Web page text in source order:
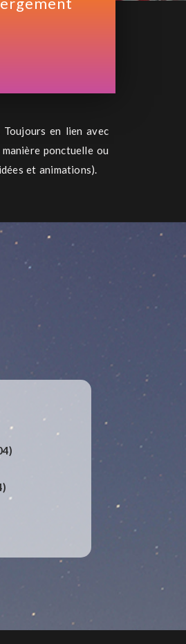
Toujours en lien avec
ponctuelle ou
et animations).